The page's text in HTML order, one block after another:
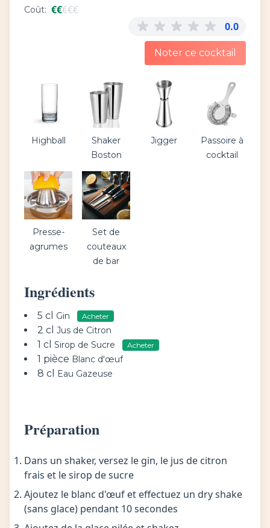
Coût: €€€€€
0.0
Noter ce cocktail
Highball
Shaker
Boston
Jigger
Passoire à
cocktail
Presse-
agrumes
Set de
couteaux
de bar
Ingrédients
5 cl Gin Acheter
2 cl Jus de Citron
1 cl Sirop de Sucre Acheter
1 pièce Blanc d'œuf
8 cl Eau Gazeuse
Préparation
Dans un shaker, versez le gin, le jus de citron
frais et le sirop de sucre
Ajoutez le blanc d'œuf et effectuez un dry shake
(sans glace) pendant 10 secondes